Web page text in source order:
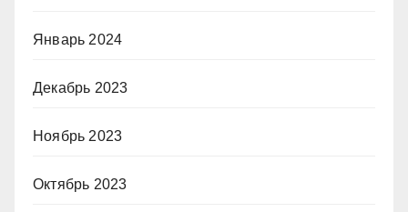
Январь 2024
Декабрь 2023
Ноябрь 2023
Октябрь 2023